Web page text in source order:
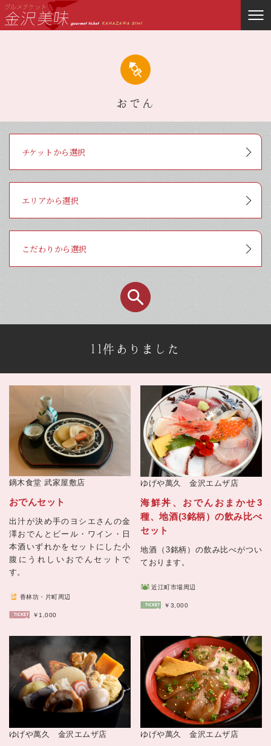
おでん
チケットから選択
Red（￥1,000）
Yellow（￥2,000）
Green（￥3,000）
Blue（￥5,000）
Purple（￥10,000）
エリアから選択
金沢駅周辺
近江町市場周辺
ひがし茶屋街周辺
金沢城・兼六園周辺
香林坊・片町周辺
にし茶屋街周辺
その他
こだわりから選択
ランチ
ディナー
Wifi
全面禁煙
団体可能（10名以上）
個室有り
座敷有り
外国語メニュー有り
朝食OK
テイクアウト
11件ありました
鏑木食堂 武家屋敷店
おでんセット
出汁が決め手のヨシエさんの金
澤おでんとビール・ワイン・日
本酒いずれかをセットにした小
腹にうれしいおでんセットで
す。
香林坊・片町周辺
￥1,000
ゆげや萬久 金沢エムザ店
海鮮丼、おでんおまかせ3
種、地酒(3銘柄）の飲み比べ
セット
地酒（3銘柄）の飲み比べがつい
ております。
近江町市場周辺
￥3,000
ゆげや萬久 金沢エムザ店 ゆげや萬久 金沢エムザ店